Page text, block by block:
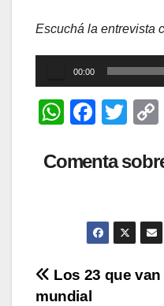
Escuchá la entrevista
de
audio
00:00
W
at
F
c
b
o
o
k
T
tt
Comenta
Los 23 que van
mundial